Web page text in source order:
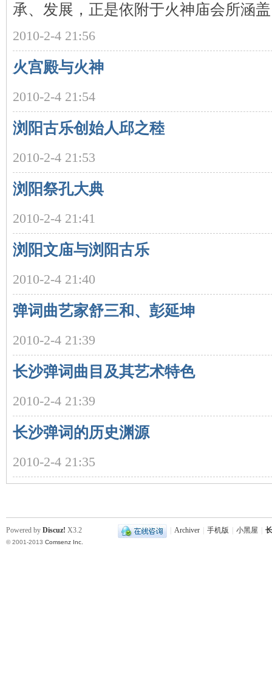
承、发展，正是依附于火神庙会所涵盖
2010-2-4 21:56
火宫殿与火神
2010-2-4 21:54
浏阳古乐创始人邱之稑
2010-2-4 21:53
浏阳祭孔大典
2010-2-4 21:41
浏阳文庙与浏阳古乐
2010-2-4 21:40
弹词曲艺家舒三和、彭延坤
2010-2-4 21:39
长沙弹词曲目及其艺术特色
2010-2-4 21:39
长沙弹词的历史渊源
2010-2-4 21:35
Archiver 手机版 小黑屋
Powered by Discuz! X3.2
© 2001-2013 Comsenz Inc.